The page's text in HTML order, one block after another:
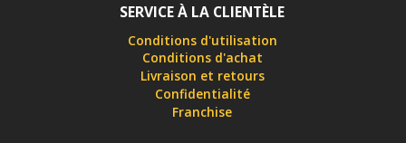
SERVICE À LA CLIENTÈLE
Conditions d'utilisation
Conditions d'achat
Livraison et retours
Confidentialité
Franchise